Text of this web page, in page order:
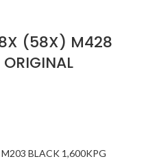
(58X) M428